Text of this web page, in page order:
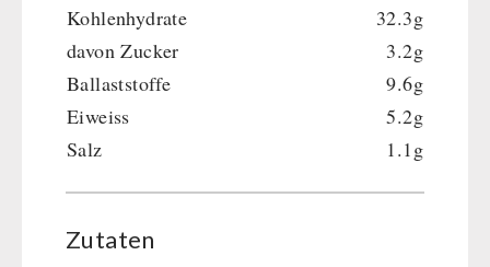
Kohlenhydrate
32.3g
davon Zucker
3.2g
Ballaststoffe
9.6g
Eiweiss
5.2g
Salz
1.1g
Zutaten